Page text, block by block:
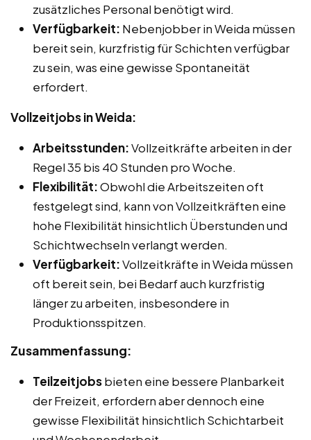
zusätzliches Personal benötigt wird.
Verfügbarkeit: Nebenjobber in Weida müssen
bereit sein, kurzfristig für Schichten verfügbar
zu sein, was eine gewisse Spontaneität
erfordert.
Vollzeitjobs in Weida:
Arbeitsstunden:Vollzeitkräfte arbeiten in der
Regel 35 bis 40 Stunden pro Woche.
Flexibilität:Obwohl die Arbeitszeiten oft
festgelegt sind, kann von Vollzeitkräften eine
hohe Flexibilität hinsichtlich Überstunden und
Schichtwechseln verlangt werden.
Verfügbarkeit:Vollzeitkräfte in Weida müssen
oft bereit sein, bei Bedarf auch kurzfristig
länger zu arbeiten, insbesondere in
Produktionsspitzen.
Zusammenfassung:
Teilzeitjobsbieten eine bessere Planbarkeit
der Freizeit, erfordern aber dennoch eine
gewisse Flexibilität hinsichtlich Schichtarbeit